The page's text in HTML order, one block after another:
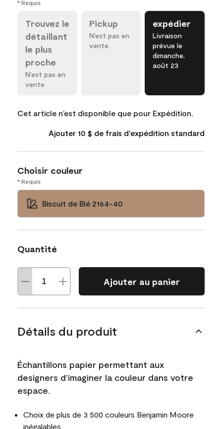
* Requis
Trouvez le
détaillant
le plus
proche
N’est pas en
vente
Pickup
N’est pas en
vente
expédier
Livraison
prévue le
dimanche,
août 23
Cet article n’est disponible que pour Expédition.
Ajouter 10 $ de frais d'expédition standard
Choisir couleur
* Requis
Biscuit de Blé 2164-40
Quantité
Ajouter au panier
Détails du produit
Échantillons papier permettant aux
designers d’imaginer la couleur dans votre
espace.
Choix de plus de 3 500 couleurs Benjamin Moore
inégalables